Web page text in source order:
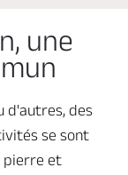
une
d'autres, des
se sont
pierre et